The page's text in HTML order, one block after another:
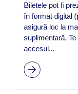
Biletele pot fi
în format digital
asigură loc la
suplimentară.
accesul...